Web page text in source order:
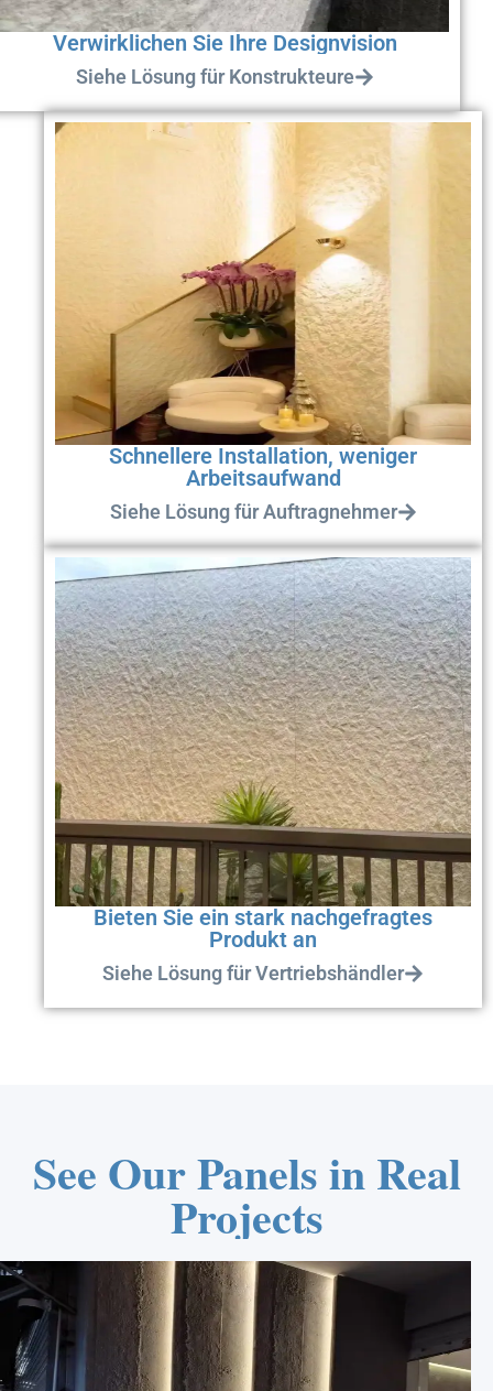
Verwirklichen Sie Ihre Designvision
Siehe Lösung für Konstrukteure
Schnellere Installation, weniger
Arbeitsaufwand
Siehe Lösung für Auftragnehmer
Bieten Sie ein stark nachgefragtes
Produkt an
Siehe Lösung für Vertriebshändler
See Our Panels in Real
Projects